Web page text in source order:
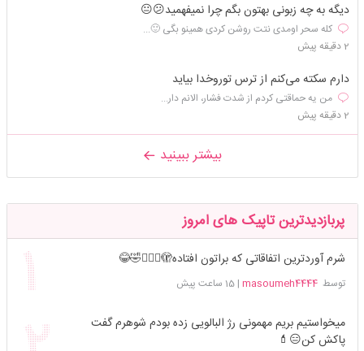
دیگه به چه زبونی بهتون بگم چرا نمیفهمید😕😐
کله سحر اومدی نتت روشن کردی همینو بگی 🙂...
2 دقیقه پیش
دارم سکته می‌کنم از ترس توروخدا بیاید
من یه حماقتی کردم از شدت فشار، الانم دار...
2 دقیقه پیش
بیشتر ببینید
پربازدیدترین تاپیک های امروز
شرم آوردترین اتفاقاتی که براتون افتاده🫣🤦🏻‍♀️🤣😂
توسطmasoumeh4444
|15 ساعت پیش
میخواستیم بریم مهمونی رژ البالویی زده بودم شوهرم گفت
پاکش کن😑💄